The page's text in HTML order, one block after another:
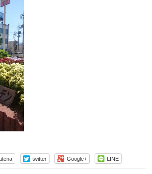
twitter Google+ LINE